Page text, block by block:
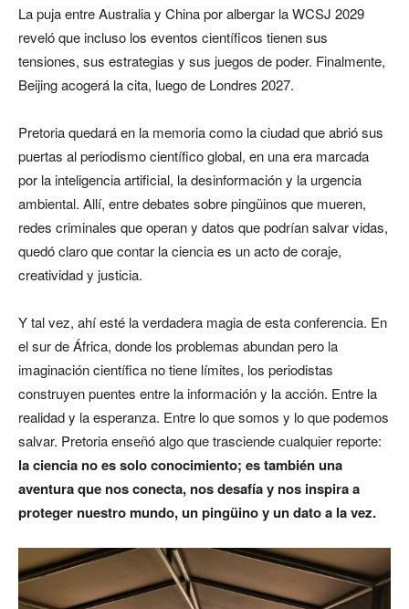
La puja entre Australia y China por albergar la WCSJ 2029
reveló que incluso los eventos científicos tienen sus
tensiones, sus estrategias y sus juegos de poder. Finalmente,
Beijing acogerá la cita, luego de Londres 2027.
Pretoria quedará en la memoria como la ciudad que abrió sus
puertas al periodismo científico global, en una era marcada
por la inteligencia artificial, la desinformación y la urgencia
ambiental. Allí, entre debates sobre pingüinos que mueren,
redes criminales que operan y datos que podrían salvar vidas,
quedó claro que contar la ciencia es un acto de coraje,
creatividad y justicia.
Y tal vez, ahí esté la verdadera magia de esta conferencia. En
el sur de África, donde los problemas abundan pero la
imaginación científica no tiene límites, los periodistas
construyen puentes entre la información y la acción. Entre la
realidad y la esperanza. Entre lo que somos y lo que podemos
salvar. Pretoria enseñó algo que trasciende cualquier reporte:
la ciencia no es solo conocimiento; es también una
aventura que nos conecta, nos desafía y nos inspira a
proteger nuestro mundo, un pingüino y un dato a la vez.